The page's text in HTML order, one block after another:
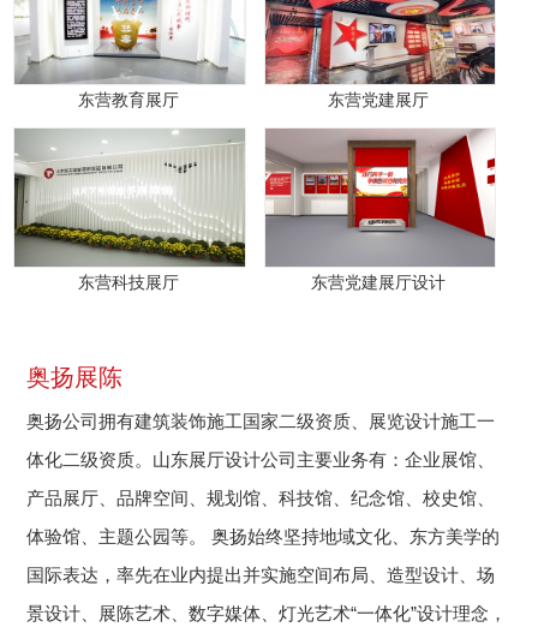
东营教育展厅 东营党建展厅
东营科技展厅 东营党建展厅设计
奥扬展陈
奥扬公司拥有建筑装饰施工国家二级资质、展览设计施工一
体化二级资质。山东展厅设计公司主要业务有：企业展馆、
产品展厅、品牌空间、规划馆、科技馆、纪念馆、校史馆、
体验馆、主题公园等。 奥扬始终坚持地域文化、东方美学的
国际表达，率先在业内提出并实施空间布局、造型设计、场
景设计、展陈艺术、数字媒体、灯光艺术“一体化”设计理念，